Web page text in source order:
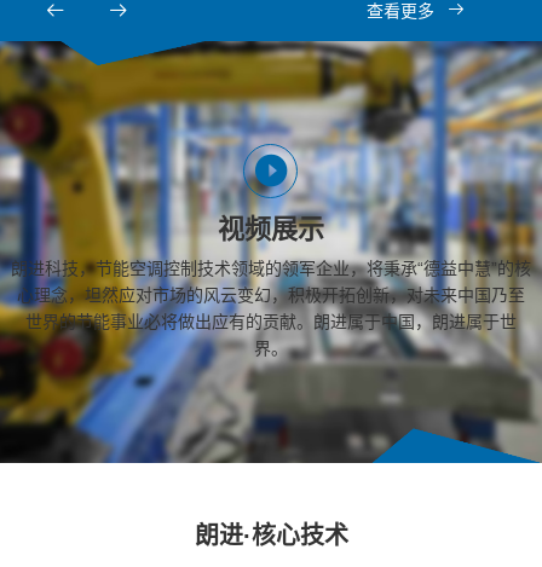
查看更多
视频展示
朗进科技，节能空调控制技术领域的领军企业，将秉承“德益中慧”的核
心理念，坦然应对市场的风云变幻，积极开拓创新，对未来中国乃至
世界的节能事业必将做出应有的贡献。朗进属于中国，朗进属于世
界。
朗进·核心技术